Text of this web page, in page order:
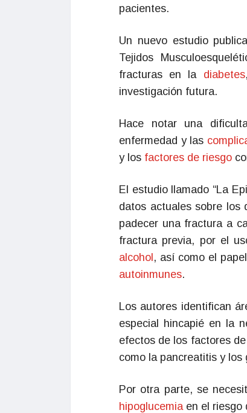
pacientes.
Un nuevo estudio
Tejidos
fracturas en la diabetes
investigación futura.
Hace notar una
enfermedad y las
y los factores de riesgo
El estudio llamado “La
datos actuales sobre los
padecer una fractura a
fractura previa, por el
alcohol , así como el papel
autoinmunes.
Los autores identifican
especial hincapié en la
efectos de los factores
como la pancreatitis y los
Por otra parte, se
hipoglucemiaen el riesgo